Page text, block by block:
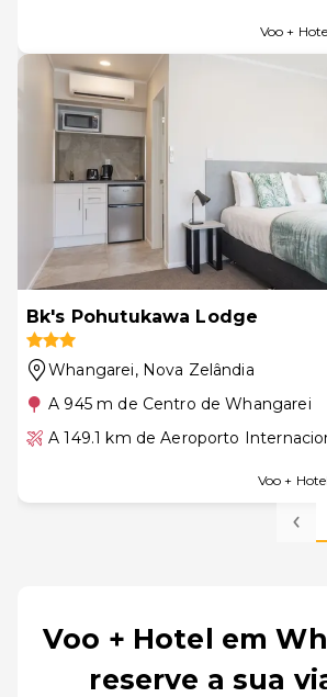
Voo +
Bk's Pohutukawa Lodge
Whangarei, Nova Zelândia
A 945 m de Centro de Whangarei
A 149.1 km de Aeroporto
Voo +
Voo + Hotel em
reserve a sua